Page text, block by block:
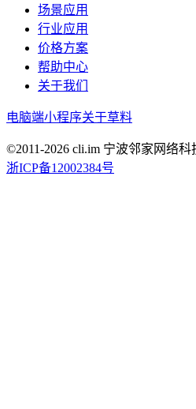
场景应用
行业应用
价格方案
帮助中心
关于我们
电脑端小程序关于草料
©2011-2026 cli.im 宁波邻家网络科
浙ICP备12002384号